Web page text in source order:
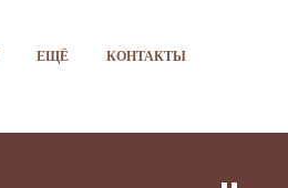
ЕЩЁ КОНТАКТЫ